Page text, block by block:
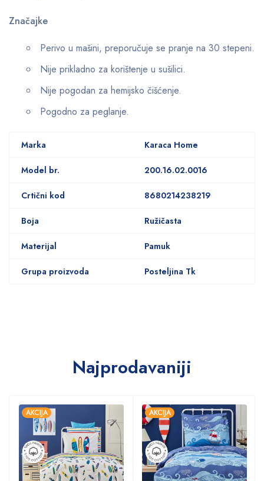
Značajke
Perivo u mašini, preporučuje se pranje na 30 stepeni.
Nije prikladno za korištenje u sušilici.
Nije pogodan za hemijsko čišćenje.
Pogodno za peglanje.
Marka Karaca Home
Model br. 200.16.02.0016
Crtični kod 8680214238219
Boja Ružičasta
Materijal Pamuk
Grupa proizvoda Posteljina Tk
Najprodavaniji
AKCIJA AKCIJA